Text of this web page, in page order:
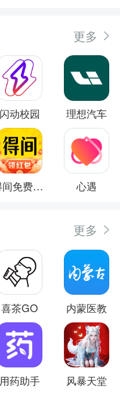
更多
闪动校园 理想汽车
得间免费小说 心遇
更多
喜茶GO 内蒙医教
用药助手 风暴天堂